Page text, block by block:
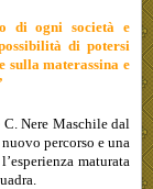
di ogni società e
di potersi
sulla materassina e
Nere Maschile dal
percorso e una
maturata